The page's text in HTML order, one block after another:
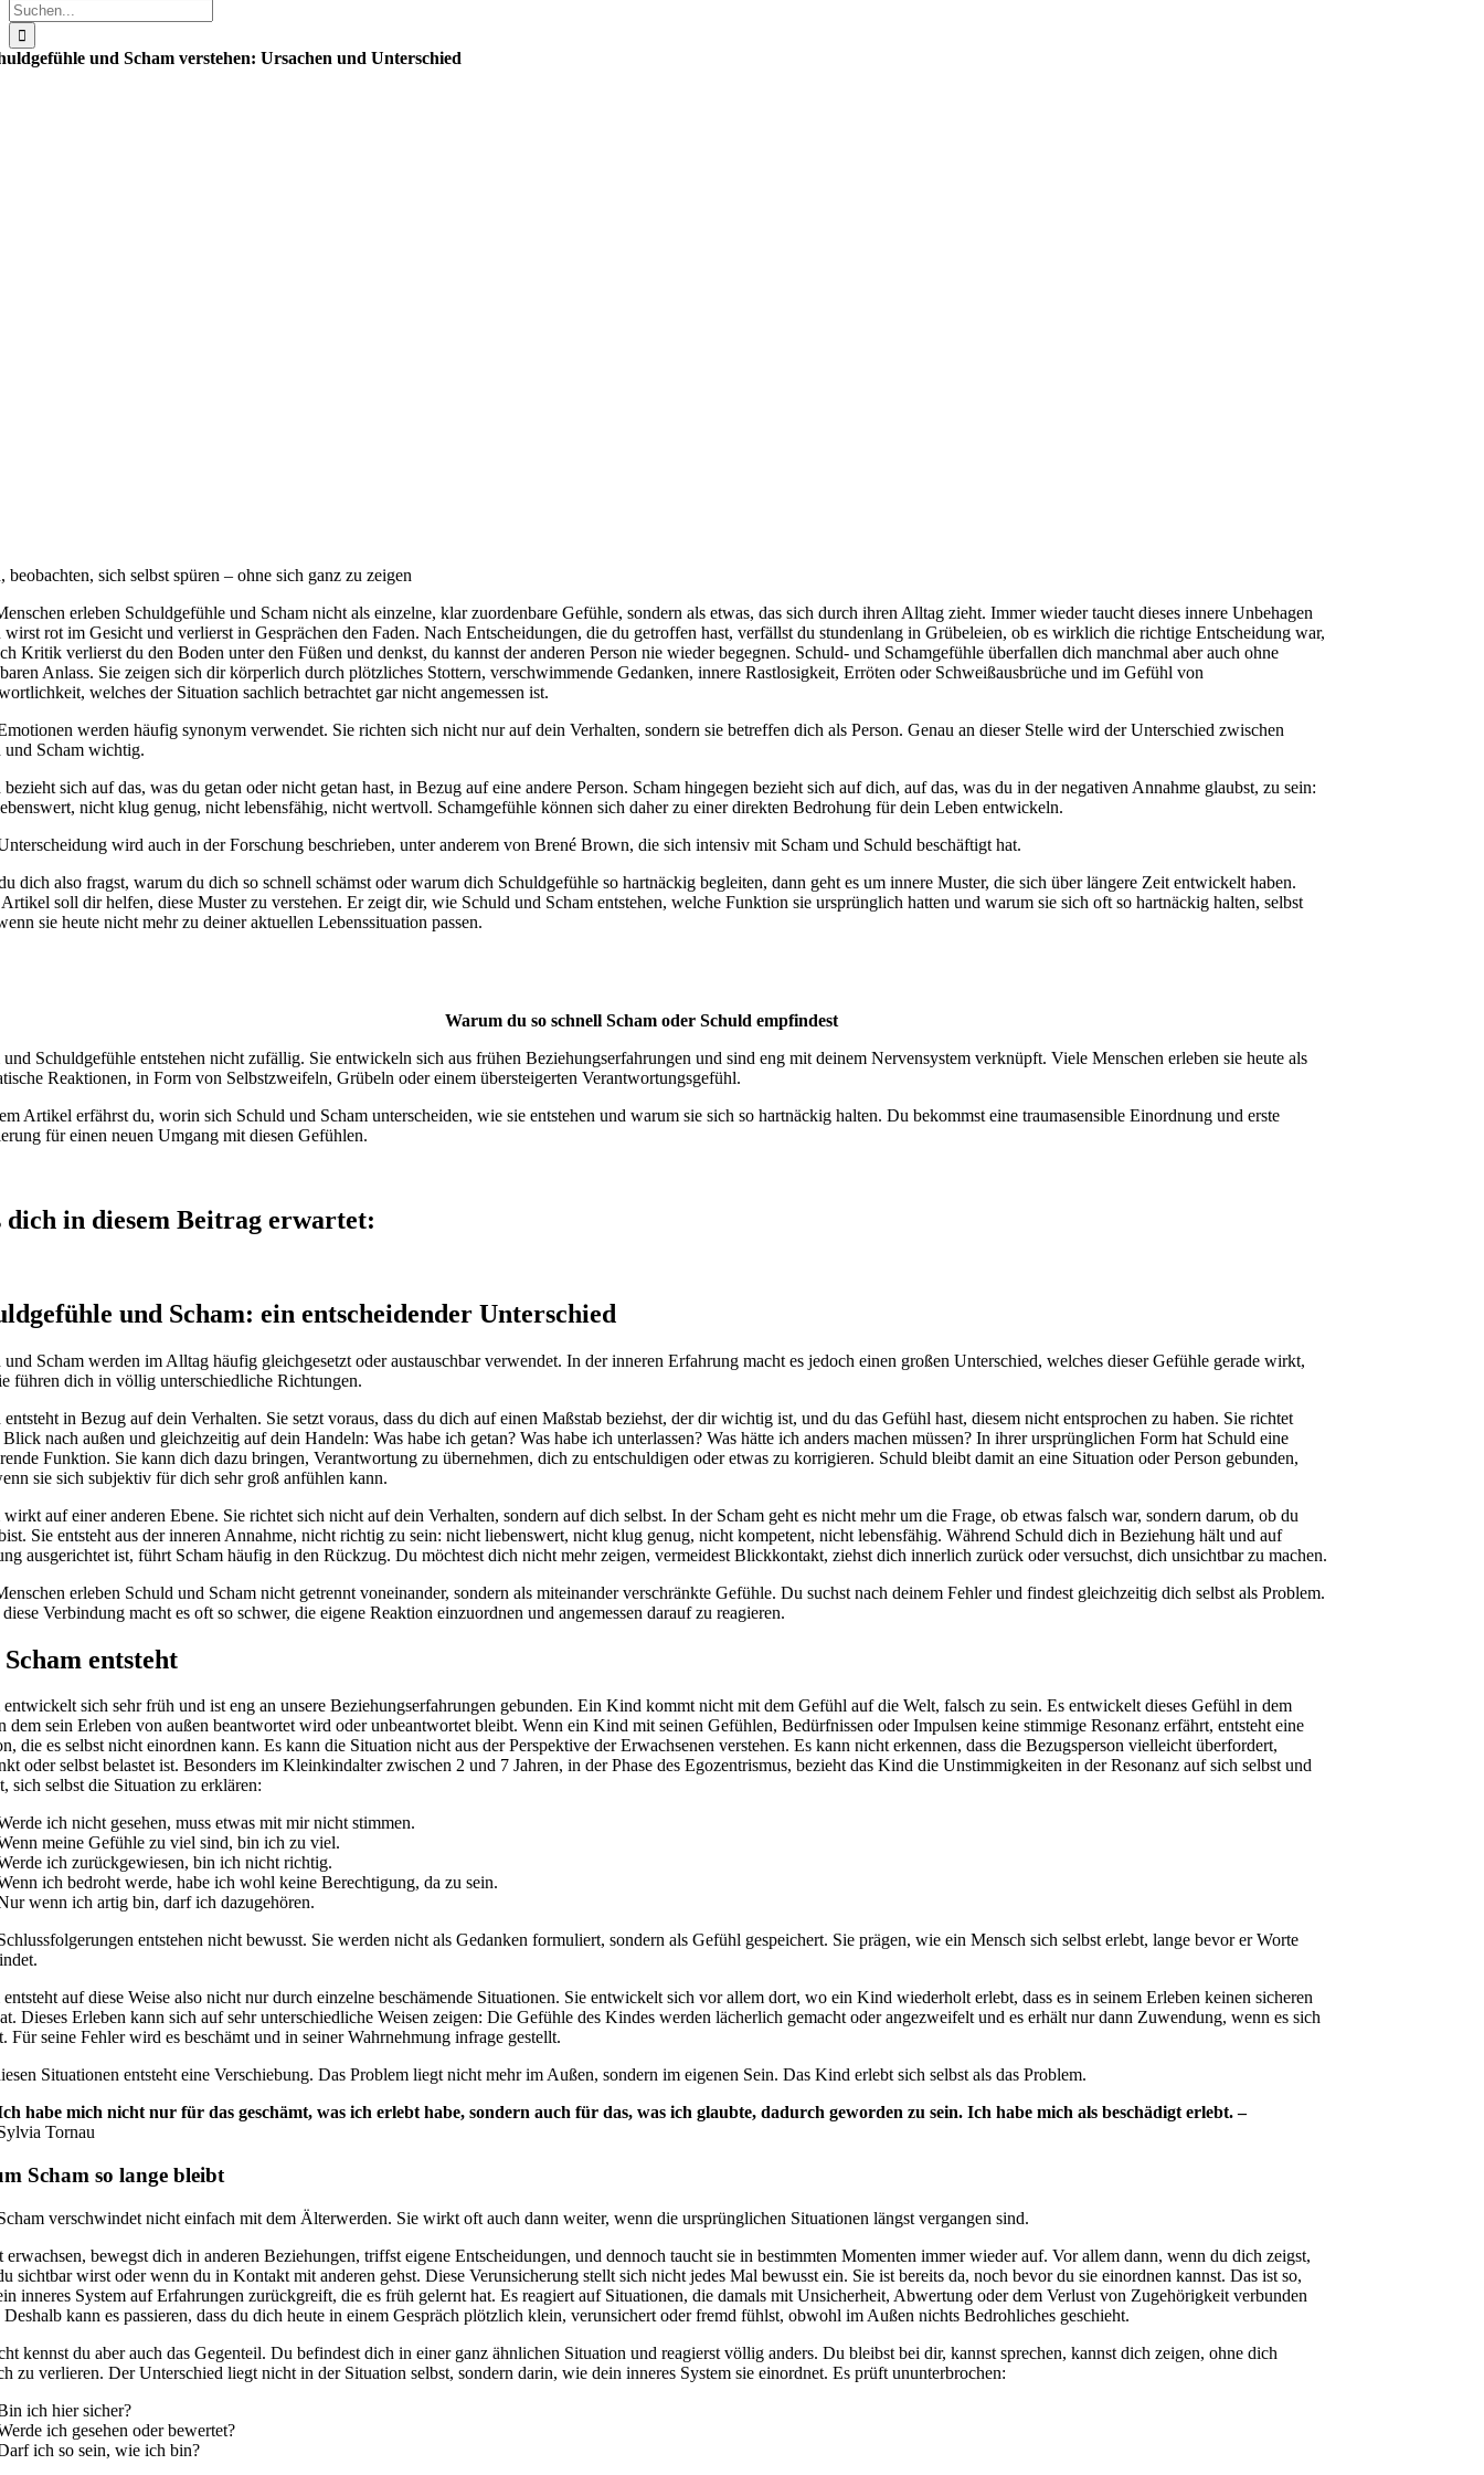
Suche
nach:
und Scham verstehen: Ursachen und Unterschied
beobachten, sich selbst spüren – ohne sich ganz zu zeigen
erleben Schuldgefühle und Scham nicht als einzelne, klar zuordenbare Gefühle, sondern als etwas, das sich durch ihren Alltag zieht. Immer wieder taucht dieses innere Unbehagen
wirst rot im Gesicht und verlierst in Gesprächen den Faden. Nach Entscheidungen, die du getroffen hast, verfällst du stundenlang in Grübeleien, ob es wirklich die richtige Entscheidung war,
Kritik verlierst du den Boden unter den Füßen und denkst, du kannst der anderen Person nie wieder begegnen. Schuld- und Schamgefühle überfallen dich manchmal aber auch ohne
Anlass. Sie zeigen sich dir körperlich durch plötzliches Stottern, verschwimmende Gedanken, innere Rastlosigkeit, Erröten oder Schweißausbrüche und im Gefühl von
welches der Situation sachlich betrachtet gar nicht angemessen ist.
werden häufig synonym verwendet. Sie richten sich nicht nur auf dein Verhalten, sondern sie betreffen dich als Person. Genau an dieser Stelle wird der Unterschied zwischen
und Scham wichtig.
sich auf das, was du getan oder nicht getan hast, in Bezug auf eine andere Person. Scham hingegen bezieht sich auf dich, auf das, was du in der negativen Annahme glaubst, zu sein:
nicht klug genug, nicht lebensfähig, nicht wertvoll. Schamgefühle können sich daher zu einer direkten Bedrohung für dein Leben entwickeln.
wird auch in der Forschung beschrieben, unter anderem von Brené Brown, die sich intensiv mit Scham und Schuld beschäftigt hat.
dich also fragst, warum du dich so schnell schämst oder warum dich Schuldgefühle so hartnäckig begleiten, dann geht es um innere Muster, die sich über längere Zeit entwickelt haben.
soll dir helfen, diese Muster zu verstehen. Er zeigt dir, wie Schuld und Scham entstehen, welche Funktion sie ursprünglich hatten und warum sie sich oft so hartnäckig halten, selbst
sie heute nicht mehr zu deiner aktuellen Lebenssituation passen.
Warum du so schnell Scham oder Schuld empfindest
und Schuldgefühle entstehen nicht zufällig. Sie entwickeln sich aus frühen Beziehungserfahrungen und sind eng mit deinem Nervensystem verknüpft. Viele Menschen erleben sie heute als
Reaktionen, in Form von Selbstzweifeln, Grübeln oder einem übersteigerten Verantwortungsgefühl.
Artikel erfährst du, worin sich Schuld und Scham unterscheiden, wie sie entstehen und warum sie sich so hartnäckig halten. Du bekommst eine traumasensible Einordnung und erste
für einen neuen Umgang mit diesen Gefühlen.
dich in diesem Beitrag erwartet:
und Scham: ein entscheidender Unterschied
und Scham werden im Alltag häufig gleichgesetzt oder austauschbar verwendet. In der inneren Erfahrung macht es jedoch einen großen Unterschied, welches dieser Gefühle gerade wirkt,
führen dich in völlig unterschiedliche Richtungen.
in Bezug auf dein Verhalten. Sie setzt voraus, dass du dich auf einen Maßstab beziehst, der dir wichtig ist, und du das Gefühl hast, diesem nicht entsprochen zu haben. Sie richtet
nach außen und gleichzeitig auf dein Handeln: Was habe ich getan? Was habe ich unterlassen? Was hätte ich anders machen müssen? In ihrer ursprünglichen Form hat Schuld eine
Funktion. Sie kann dich dazu bringen, Verantwortung zu übernehmen, dich zu entschuldigen oder etwas zu korrigieren. Schuld bleibt damit an eine Situation oder Person gebunden,
sie sich subjektiv für dich sehr groß anfühlen kann.
wirkt auf einer anderen Ebene. Sie richtet sich nicht auf dein Verhalten, sondern auf dich selbst. In der Scham geht es nicht mehr um die Frage, ob etwas falsch war, sondern darum, ob du
Sie entsteht aus der inneren Annahme, nicht richtig zu sein: nicht liebenswert, nicht klug genug, nicht kompetent, nicht lebensfähig. Während Schuld dich in Beziehung hält und auf
ausgerichtet ist, führt Scham häufig in den Rückzug. Du möchtest dich nicht mehr zeigen, vermeidest Blickkontakt, ziehst dich innerlich zurück oder versuchst, dich unsichtbar zu machen.
erleben Schuld und Scham nicht getrennt voneinander, sondern als miteinander verschränkte Gefühle. Du suchst nach deinem Fehler und findest gleichzeitig dich selbst als Problem.
Verbindung macht es oft so schwer, die eigene Reaktion einzuordnen und angemessen darauf zu reagieren.
entsteht
entwickelt sich sehr früh und ist eng an unsere Beziehungserfahrungen gebunden. Ein Kind kommt nicht mit dem Gefühl auf die Welt, falsch zu sein. Es entwickelt dieses Gefühl in dem
dem sein Erleben von außen beantwortet wird oder unbeantwortet bleibt. Wenn ein Kind mit seinen Gefühlen, Bedürfnissen oder Impulsen keine stimmige Resonanz erfährt, entsteht eine
die es selbst nicht einordnen kann. Es kann die Situation nicht aus der Perspektive der Erwachsenen verstehen. Es kann nicht erkennen, dass die Bezugsperson vielleicht überfordert,
oder selbst belastet ist. Besonders im Kleinkindalter zwischen 2 und 7 Jahren, in der Phase des Egozentrismus, bezieht das Kind die Unstimmigkeiten in der Resonanz auf sich selbst und
sich selbst die Situation zu erklären:
ich nicht gesehen, muss etwas mit mir nicht stimmen.
meine Gefühle zu viel sind, bin ich zu viel.
ich zurückgewiesen, bin ich nicht richtig.
ich bedroht werde, habe ich wohl keine Berechtigung, da zu sein.
wenn ich artig bin, darf ich dazugehören.
entstehen nicht bewusst. Sie werden nicht als Gedanken formuliert, sondern als Gefühl gespeichert. Sie prägen, wie ein Mensch sich selbst erlebt, lange bevor er Worte
entsteht auf diese Weise also nicht nur durch einzelne beschämende Situationen. Sie entwickelt sich vor allem dort, wo ein Kind wiederholt erlebt, dass es in seinem Erleben keinen sicheren
Dieses Erleben kann sich auf sehr unterschiedliche Weisen zeigen: Die Gefühle des Kindes werden lächerlich gemacht oder angezweifelt und es erhält nur dann Zuwendung, wenn es sich
Für seine Fehler wird es beschämt und in seiner Wahrnehmung infrage gestellt.
Situationen entsteht eine Verschiebung. Das Problem liegt nicht mehr im Außen, sondern im eigenen Sein. Das Kind erlebt sich selbst als das Problem.
habe mich nicht nur für das geschämt, was ich erlebt habe, sondern auch für das, was ich glaubte, dadurch geworden zu sein. Ich habe mich als beschädigt erlebt. –
Tornau
Scham so lange bleibt
verschwindet nicht einfach mit dem Älterwerden. Sie wirkt oft auch dann weiter, wenn die ursprünglichen Situationen längst vergangen sind.
erwachsen, bewegst dich in anderen Beziehungen, triffst eigene Entscheidungen, und dennoch taucht sie in bestimmten Momenten immer wieder auf. Vor allem dann, wenn du dich zeigst,
sichtbar wirst oder wenn du in Kontakt mit anderen gehst. Diese Verunsicherung stellt sich nicht jedes Mal bewusst ein. Sie ist bereits da, noch bevor du sie einordnen kannst. Das ist so,
inneres System auf Erfahrungen zurückgreift, die es früh gelernt hat. Es reagiert auf Situationen, die damals mit Unsicherheit, Abwertung oder dem Verlust von Zugehörigkeit verbunden
kann es passieren, dass du dich heute in einem Gespräch plötzlich klein, verunsichert oder fremd fühlst, obwohl im Außen nichts Bedrohliches geschieht.
kennst du aber auch das Gegenteil. Du befindest dich in einer ganz ähnlichen Situation und reagierst völlig anders. Du bleibst bei dir, kannst sprechen, kannst dich zeigen, ohne dich
zu verlieren. Der Unterschied liegt nicht in der Situation selbst, sondern darin, wie dein inneres System sie einordnet. Es prüft ununterbrochen:
ich hier sicher?
ich gesehen oder bewertet?
ich so sein, wie ich bin?